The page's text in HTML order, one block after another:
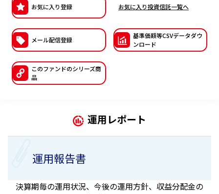
確定拠出年金 基準価額一覧
日本版スチュワードシップ・コードへの対応
ESGへの取り組み
国内株式議決権行使の方針と判断基準
お気に入り登録 お気に入り投資信託一覧へ
メール配信登録
基準価額等CSVデータダウ
ンロード
このファンドのシリーズ商
品
運用レポート
運用報告書
決算期毎の運用状況、今後の運用方針、収益分配金の